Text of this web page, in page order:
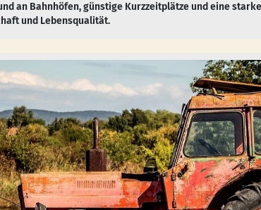
an Bahnhöfen, günstige Kurzzeitplätze und eine
und Lebensqualität.